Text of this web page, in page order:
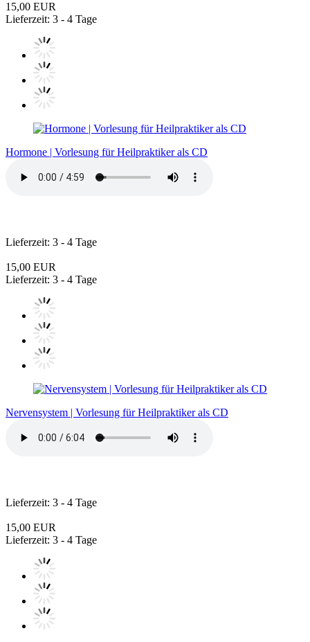
15,00 EUR
Lieferzeit: 3 - 4 Tage
Hormone | Vorlesung für Heilpraktiker als CD
Lieferzeit: 3 - 4 Tage
15,00 EUR
Lieferzeit: 3 - 4 Tage
Nervensystem | Vorlesung für Heilpraktiker als CD
Lieferzeit: 3 - 4 Tage
15,00 EUR
Lieferzeit: 3 - 4 Tage